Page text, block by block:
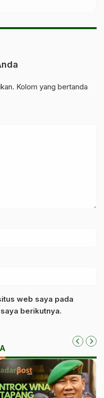
Kolom yang bertanda
web saya pada
berikutnya.